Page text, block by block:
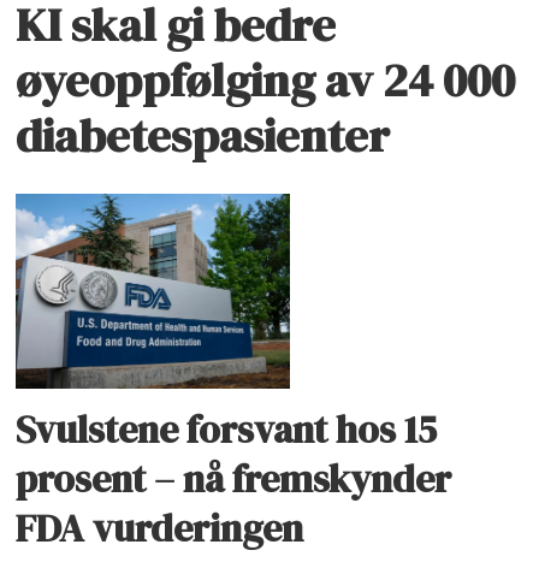
KI skal gi bedre
øyeoppfølging av 24 000
diabetespasienter
Svulstene forsvant hos 15
prosent – nå fremskynder
FDA vurderingen